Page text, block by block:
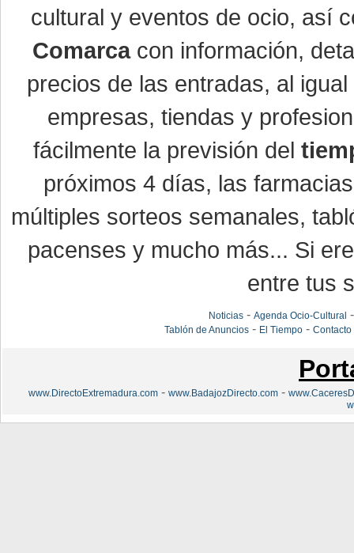
cultural y eventos de ocio, así
Comarcacon información,
precios de las entradas, al
empresas, tiendas y
fácilmente la previsión del
próximos 4 días, las
múltiples sorteos semanales,
pacenses y mucho más... Si
entre tus
Noticias- Agenda Ocio-Cultural
Tablón de Anuncios- El Tiempo- Contacto
www.DirectoExtremadura.com - www.BadajozDirecto.com -